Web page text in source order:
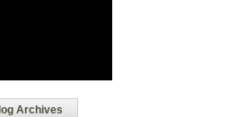
Archives